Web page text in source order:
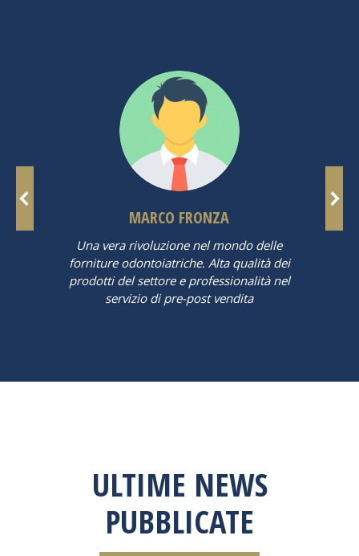
MARCO FRONZA
Una vera rivoluzione nel mondo delle
forniture odontoiatriche. Alta qualità dei
prodotti del settore e professionalità nel
servizio di pre-post vendita
ULTIME NEWS
PUBBLICATE